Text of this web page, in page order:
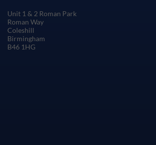
Unit 1 & 2 Roman Park
Roman Way
Coleshill
Birmingham
B46 1HG